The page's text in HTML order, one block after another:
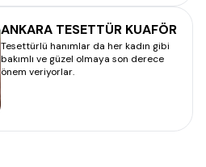
ANKARA TESETTÜR KUAFÖR
Tesettürlü hanımlar da her kadın gibi
bakımlı ve güzel olmaya son derece
önem veriyorlar.